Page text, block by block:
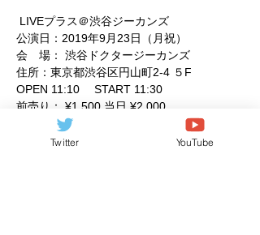
LIVEプラス＠渋谷ジーカンズ
公演日：2019年9月23日（月祝）
会　場： 渋谷ドクタージーカンズ
住所：東京都渋谷区円山町2-4 ５F
OPEN 11:10　 START 11:30
前売り： ¥1,500 当日 ¥2,000
続きを見る >>
Twitter YouTube